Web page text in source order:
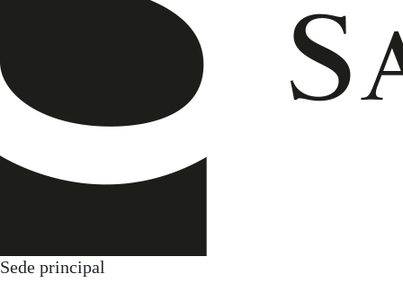
Sede principal